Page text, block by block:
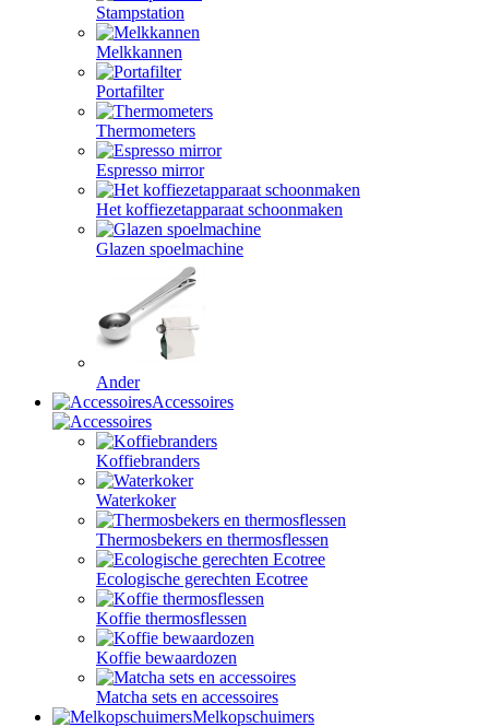
Stampstation
Melkkannen
Portafilter
Thermometers
Espresso mirror
Het koffiezetapparaat schoonmaken
Glazen spoelmachine
Ander
Accessoires
Koffiebranders
Waterkoker
Thermosbekers en thermosflessen
Ecologische gerechten Ecotree
Koffie thermosflessen
Koffie bewaardozen
Matcha sets en accessoires
Melkopschuimers